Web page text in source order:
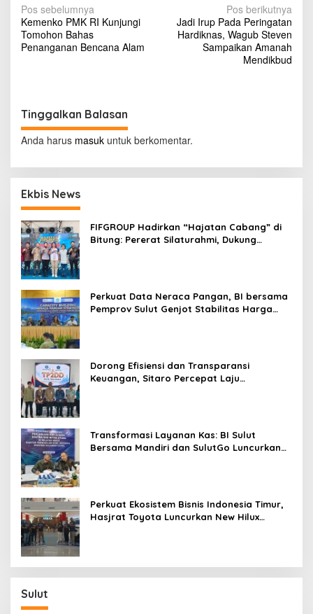
N
a
v
a
s
i
p
o
s
Pos sebelumnya
Kemenko PMK RI Kunjungi
Tomohon Bahas
Penanganan Bencana Alam
Pos berikutnya
Jadi Irup Pada Peringatan
Hardiknas, Wagub Steven
Sampaikan Amanah
Mendikbud
Tinggalkan Balasan
Anda harus masuk untuk berkomentar.
Ekbis News
FIFGROUP Hadirkan “Hajatan Cabang” di
Bitung: Pererat Silaturahmi, Dukung
Perkuat Data Neraca Pangan, BI bersama
Pemprov Sulut Genjot Stabilitas Harga
Dorong Efisiensi dan Transparansi
Keuangan, Sitaro Percepat Laju
Transformasi Layanan Kas: BI Sulut
Bersama Mandiri dan SulutGo Luncurkan
Perkuat Ekosistem Bisnis Indonesia Timur,
Hasjrat Toyota Luncurkan New Hilux
Sulut